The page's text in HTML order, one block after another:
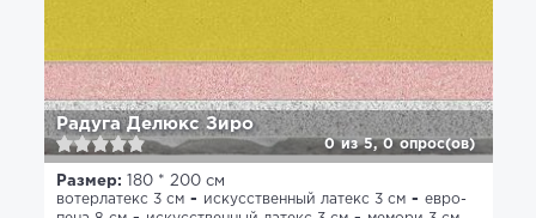
Радуга Делюкс Зиро
0 из 5, 0 опрос(ов)
Размер: 180 * 200 см
вотерлатекс 3 см
искусственный латекс 3 см
евро-